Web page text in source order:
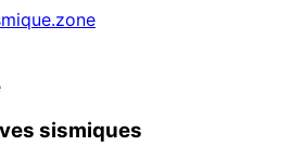
sismiques